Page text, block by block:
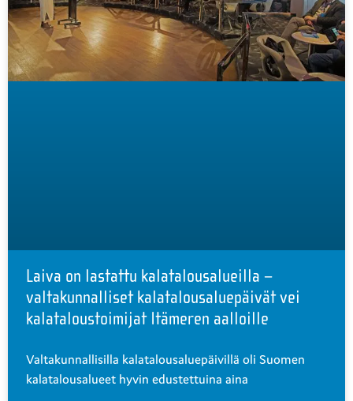
Laiva on lastattu kalatalousalueilla –
valtakunnalliset kalatalousaluepäivät vei
kalataloustoimijat Itämeren aalloille
Valtakunnallisilla kalatalousaluepäivillä oli Suomen
kalatalousalueet hyvin edustettuina aina